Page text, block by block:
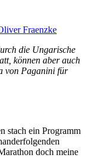
Fraenzke
die Ungarische
können aber auch
von Paganini für
stach ein Programm
doch meine